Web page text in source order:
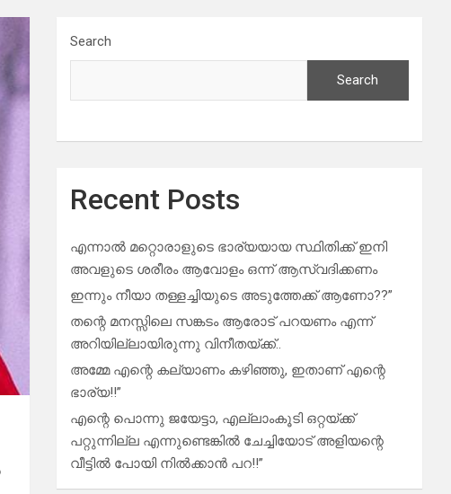
Search
Search
Recent Posts
എന്നാൽ മറ്റൊരാളുടെ ഭാര്യയായ സ്ഥിതിക്ക് ഇനി
അവളുടെ ശരീരം ആവോളം ഒന്ന് ആസ്വദിക്കണം
ഇന്നും നീയാ തള്ളച്ചിയുടെ അടുത്തേക്ക് ആണോ??”
തന്റെ മനസ്സിലെ സങ്കടം ആരോട് പറയണം എന്ന്
അറിയില്ലായിരുന്നു വിനീതയ്ക്ക്..
അമ്മേ എന്റെ കല്യാണം കഴിഞ്ഞു, ഇതാണ് എന്റെ
ഭാര്യ!!”
എന്റെ പൊന്നു ജയേട്ടാ, എല്ലാംകൂടി ഒറ്റയ്ക്ക്
പറ്റുന്നില്ല എന്നുണ്ടെങ്കിൽ ചേച്ചിയോട് അളിയന്റെ
വീട്ടിൽ പോയി നിൽക്കാൻ പറ!!”